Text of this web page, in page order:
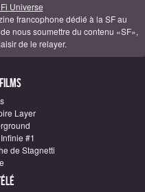
Universe
francophone dédié à la SF au
nous soumettre du contenu «SF»,
de le relayer.
Layer
#1
de Stagnetti